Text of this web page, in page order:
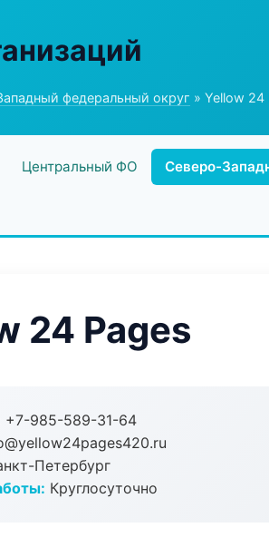
федеральный округ » Yellow 24
Центральный ФО Северо-
24 Pages
+7-985-589-31-64
Петербург
Круглосуточно